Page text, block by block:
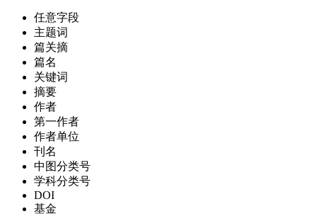
任意字段
主题词
篇关摘
篇名
关键词
摘要
作者
第一作者
作者单位
刊名
中图分类号
学科分类号
DOI
基金